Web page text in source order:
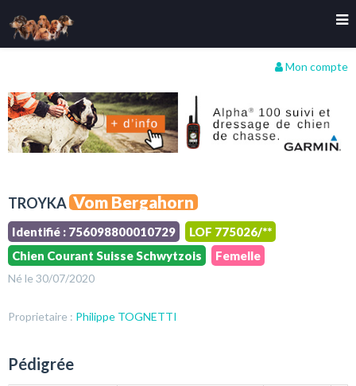
Mon compte
TROYKA Vom Bergahorn
Identifié : 756098800010729
LOF 775026/**
Chien Courant Suisse Schwytzois
Femelle
Né le 30/07/2020
Proprietaire : Philippe TOGNETTI
Pédigrée